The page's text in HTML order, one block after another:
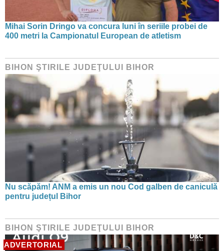
Mihai Sorin Dringo va concura luni în seriile probei de
400 metri la Campionatul European de atletism
BIHON ŞTIRILE JUDEŢULUI BIHOR
Nu scăpăm! ANM a emis un nou Cod galben de caniculă
pentru județul Bihor
BIHON ŞTIRILE JUDEŢULUI BIHOR
ADVERTORIAL